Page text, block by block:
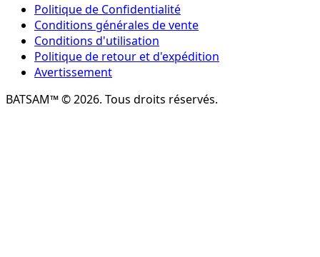
Politique de Confidentialité
Conditions générales de vente
Conditions d'utilisation
Politique de retour et d'expédition
Avertissement
BATSAM™ © 2026. Tous droits réservés.